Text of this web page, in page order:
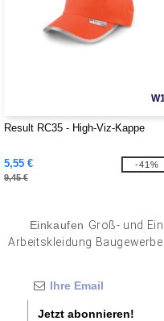
Result RC35 - High-Viz-Kappe
5,55 €
9,45 €
-41%
Einkaufen Groß- und
Arbeitskleidung
Jetzt abonnieren!